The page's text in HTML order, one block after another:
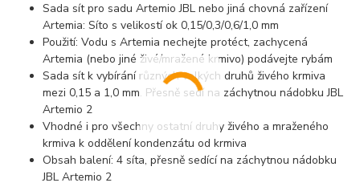
Sada sít pro sadu Artemio JBL nebo jiná chovná zařízení
Artemia: Síto s velikostí ok 0,15/0,3/0,6/1,0 mm
Použití: Vodu s Artemia nechejte protéct, zachycená
Artemia (nebo jiné živé/mražené krmivo) podávejte rybám
Sada sít k vybírání různých velkých druhů živého krmiva
mezi 0,15 a 1,0 mm. Přesně sedí na záchytnou nádobku JBL
Artemio 2
Vhodné i pro všechny ostatní druhy živého a mraženého
krmiva k oddělení kondenzátu od krmiva
Obsah balení: 4 síta, přesně sedící na záchytnou nádobku
JBL Artemio 2